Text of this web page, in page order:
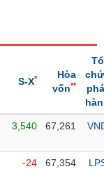
S-X*
Hòa
vốn**
Tổ
3,540 67,261
-24 67,354